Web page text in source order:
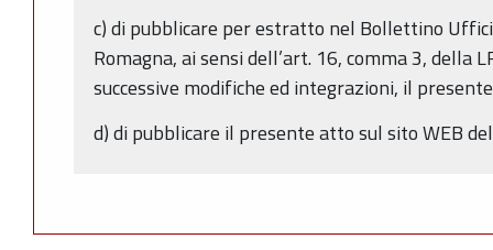
c) di pubblicare per estratto nel Bollettino
Romagna, ai sensi dell’art. 16, comma 3, della
successive modifiche ed integrazioni, il
d) di pubblicare il presente atto sul sito WEB